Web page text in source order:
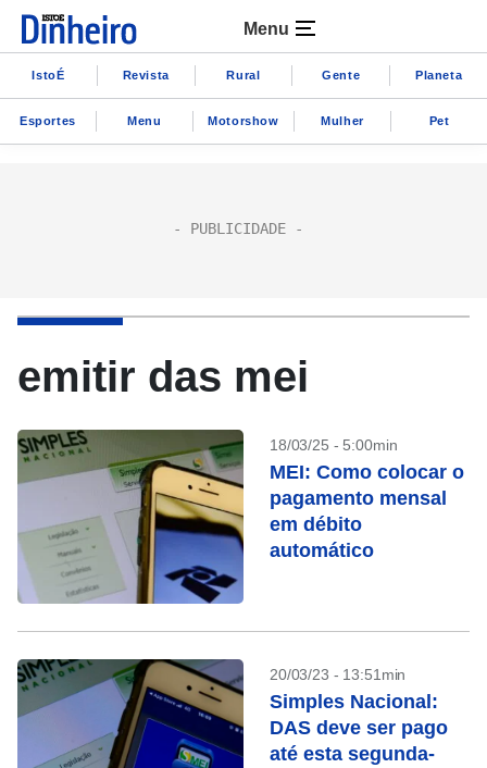
Menu
IstoÉ Revista Rural Gente Planeta
Esportes Menu Motorshow Mulher Pet
emitir das mei
18/03/25 - 5:00min
MEI: Como colocar o
pagamento mensal
em débito
automático
20/03/23 - 13:51min
Simples Nacional:
DAS deve ser pago
até esta segunda-